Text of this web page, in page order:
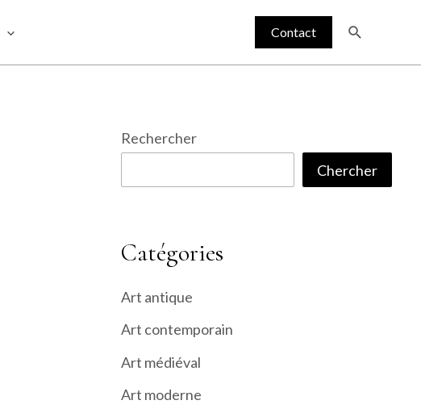
Contact
Rechercher
Chercher
Catégories
Art antique
Art contemporain
Art médiéval
Art moderne